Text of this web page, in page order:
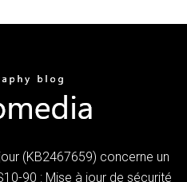
(KB2467659) concerne un
90 : Mise à jour de sécurité